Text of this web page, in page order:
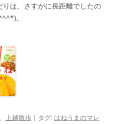
は、さすがに長距離でしたの
。
、 上越散歩 | タグ: はねうまのマレ